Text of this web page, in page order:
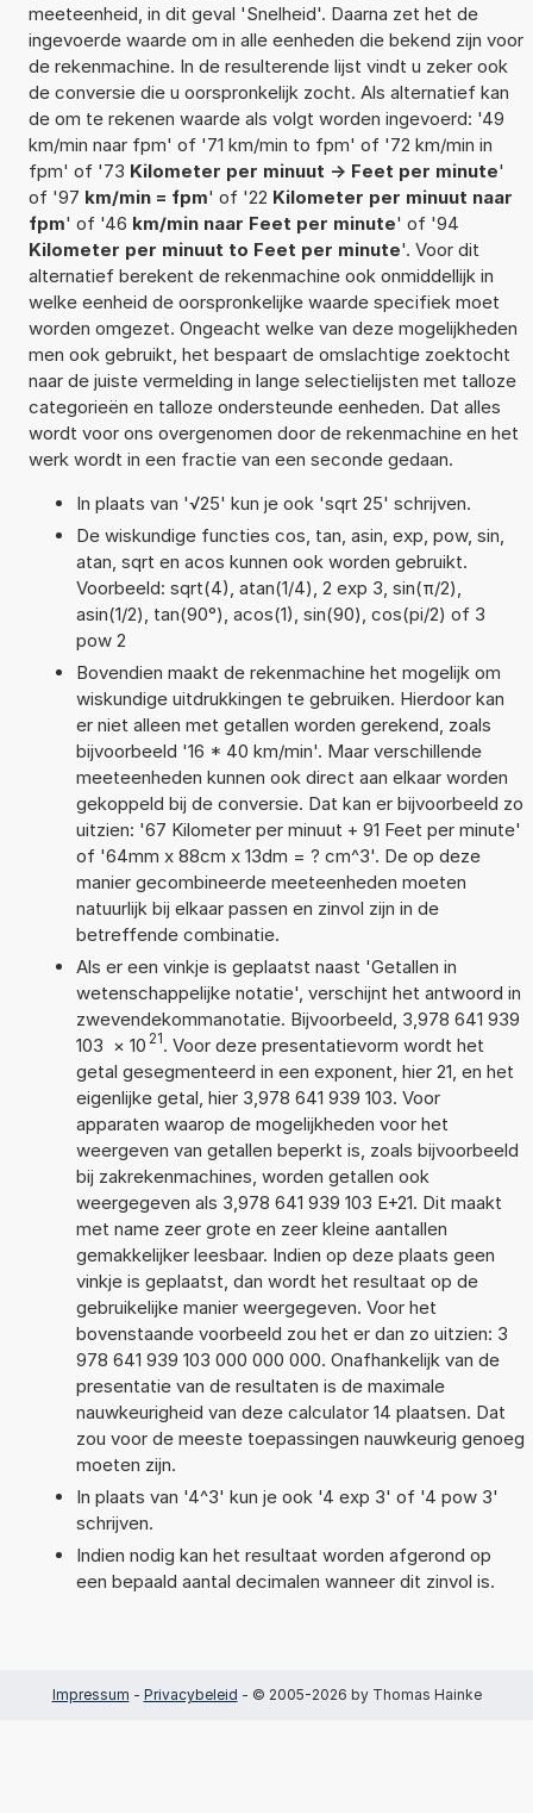
meeteenheid, in dit geval 'Snelheid'. Daarna zet het de
ingevoerde waarde om in alle eenheden die bekend zijn voor
de rekenmachine. In de resulterende lijst vindt u zeker ook
de conversie die u oorspronkelijk zocht. Als alternatief kan
de om te rekenen waarde als volgt worden ingevoerd: '49
km/min naar fpm' of '71 km/min to fpm' of '72 km/min in
fpm' of '73 Kilometer per minuut -> Feet per minute'
of '97 km/min = fpm' of '22 Kilometer per minuut naar
fpm' of '46 km/min naar Feet per minute' of '94
Kilometer per minuut to Feet per minute'. Voor dit
alternatief berekent de rekenmachine ook onmiddellijk in
welke eenheid de oorspronkelijke waarde specifiek moet
worden omgezet. Ongeacht welke van deze mogelijkheden
men ook gebruikt, het bespaart de omslachtige zoektocht
naar de juiste vermelding in lange selectielijsten met talloze
categorieën en talloze ondersteunde eenheden. Dat alles
wordt voor ons overgenomen door de rekenmachine en het
werk wordt in een fractie van een seconde gedaan.
In plaats van '√25' kun je ook 'sqrt 25' schrijven.
De wiskundige functies cos, tan, asin, exp, pow, sin,
atan, sqrt en acos kunnen ook worden gebruikt.
Voorbeeld: sqrt(4), atan(1/4), 2 exp 3, sin(π/2),
asin(1/2), tan(90°), acos(1), sin(90), cos(pi/2) of 3
pow 2
Bovendien maakt de rekenmachine het mogelijk om
wiskundige uitdrukkingen te gebruiken. Hierdoor kan
er niet alleen met getallen worden gerekend, zoals
bijvoorbeeld '16 * 40 km/min'. Maar verschillende
meeteenheden kunnen ook direct aan elkaar worden
gekoppeld bij de conversie. Dat kan er bijvoorbeeld zo
uitzien: '67 Kilometer per minuut + 91 Feet per minute'
of '64mm x 88cm x 13dm = ? cm^3'. De op deze
manier gecombineerde meeteenheden moeten
natuurlijk bij elkaar passen en zinvol zijn in de
betreffende combinatie.
Als er een vinkje is geplaatst naast 'Getallen in
wetenschappelijke notatie', verschijnt het antwoord in
zwevendekommanotatie. Bijvoorbeeld, 3,978 641 939
103 × 10 21. Voor deze presentatievorm wordt het
getal gesegmenteerd in een exponent, hier 21, en het
eigenlijke getal, hier 3,978 641 939 103. Voor
apparaten waarop de mogelijkheden voor het
weergeven van getallen beperkt is, zoals bijvoorbeeld
bij zakrekenmachines, worden getallen ook
weergegeven als 3,978 641 939 103 E+21. Dit maakt
met name zeer grote en zeer kleine aantallen
gemakkelijker leesbaar. Indien op deze plaats geen
vinkje is geplaatst, dan wordt het resultaat op de
gebruikelijke manier weergegeven. Voor het
bovenstaande voorbeeld zou het er dan zo uitzien: 3
978 641 939 103 000 000 000. Onafhankelijk van de
presentatie van de resultaten is de maximale
nauwkeurigheid van deze calculator 14 plaatsen. Dat
zou voor de meeste toepassingen nauwkeurig genoeg
moeten zijn.
In plaats van '4^3' kun je ook '4 exp 3' of '4 pow 3'
schrijven.
Indien nodig kan het resultaat worden afgerond op
een bepaald aantal decimalen wanneer dit zinvol is.
Impressum - Privacybeleid - © 2005-2026 by Thomas Hainke